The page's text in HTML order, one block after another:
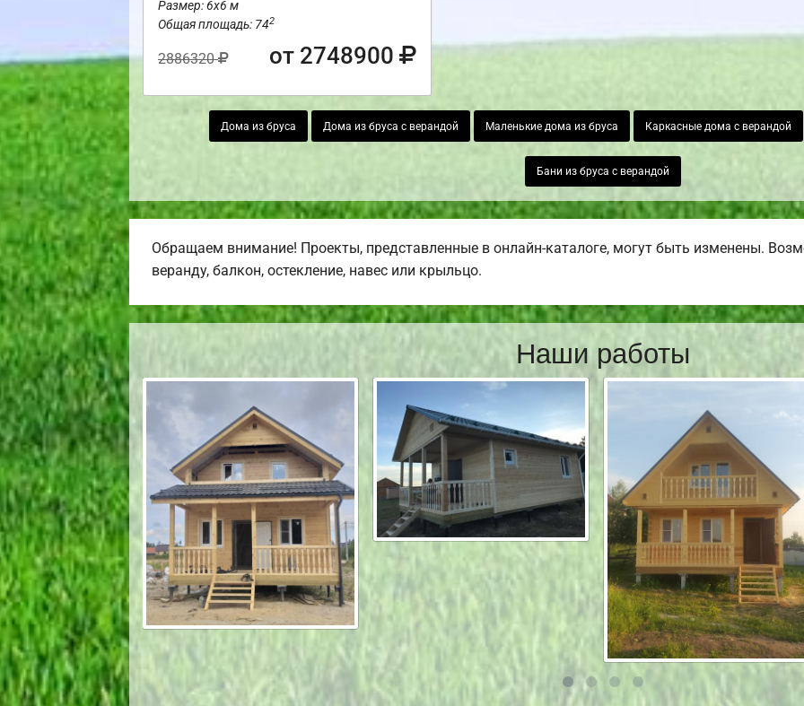
Размер: 6х6 м
Общая площадь: 742
2886320 от 2748900
Дома из бруса Дома из бруса с верандой Маленькие дома из бруса Каркасные дома с верандой
Бани из бруса с верандой
Обращаем внимание! Проекты, представленные в онлайн-каталоге, могут быть изменены.
веранду, балкон, остекление, навес или крыльцо.
Наши работы